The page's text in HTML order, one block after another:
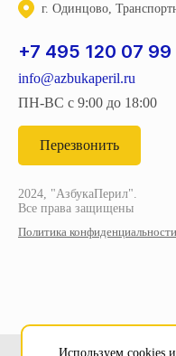
г. Одинцово,
+7 495 120 07 99
info@azbukaperil.ru
ПН-ВС с 9:00 до 18:00
Перезвонить
2024, "АзбукаПерил".
Все права защищены
Политика конфиденциальности
Используем cookies